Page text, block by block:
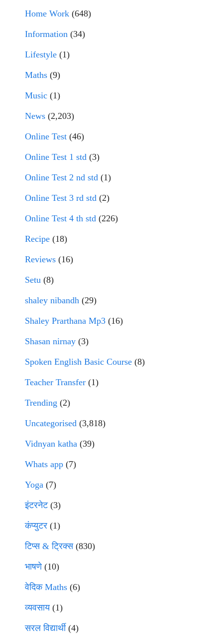
Home Work (648)
Information (34)
Lifestyle (1)
Maths (9)
Music (1)
News (2,203)
Online Test (46)
Online Test 1 std (3)
Online Test 2 nd std (1)
Online Test 3 rd std (2)
Online Test 4 th std (226)
Recipe (18)
Reviews (16)
Setu (8)
shaley nibandh (29)
Shaley Prarthana Mp3 (16)
Shasan nirnay (3)
Spoken English Basic Course (8)
Teacher Transfer (1)
Trending (2)
Uncategorised (3,818)
Vidnyan katha (39)
Whats app (7)
Yoga (7)
इंटरनेट(3)
कंप्युटर (1)
टिप्स & ट्रिक्स(830)
भाषणे(10)
वेदिक Maths (6)
व्यवसाय(1)
सरल विद्यार्थी(4)